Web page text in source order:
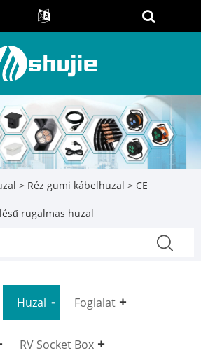
> Réz gumi kábelhuzal > CE
rugalmas huzal
Huzal Foglalat
RV Socket Box